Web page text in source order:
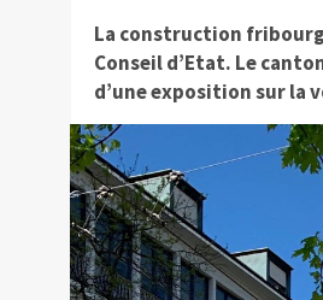
La construction
Conseil d’Etat. Le
d’une exposition sur la